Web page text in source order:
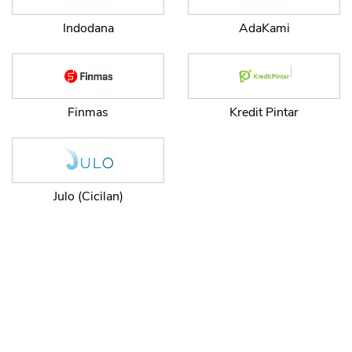
Indodana AdaKami
Finmas Kredit Pintar
Julo (Cicilan)